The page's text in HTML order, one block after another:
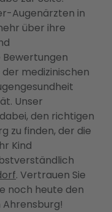
Augenärzten in
über ihre
Bewertungen
medizinischen
Unser
den richtigen
zu finden, der die
Kind
. Vertrauen Sie
noch heute den